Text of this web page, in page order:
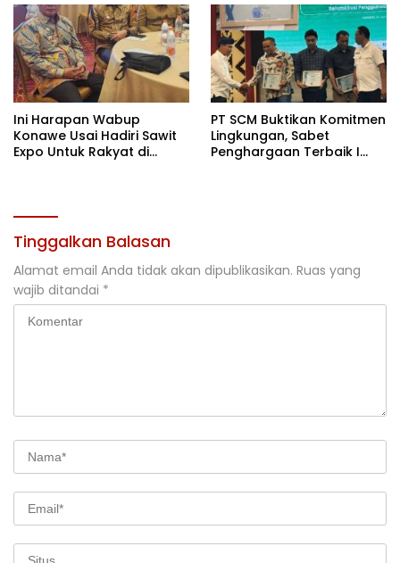
Ini Harapan Wabup
Konawe Usai Hadiri Sawit
Expo Untuk Rakyat di
PT SCM Buktikan Komitmen
Lingkungan, Sabet
Penghargaan Terbaik I
Tinggalkan Balasan
Alamat email Anda tidak akan dipublikasikan. Ruas yang
wajib ditandai *